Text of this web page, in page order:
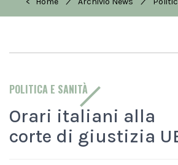
POLITICA E SANITÀ
Orari italiani alla
corte di giustizia